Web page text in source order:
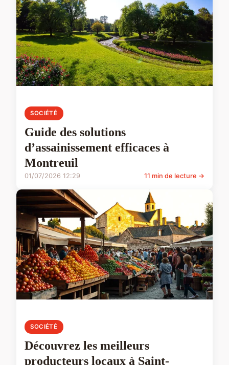
SOCIÉTÉ
Guide des solutions
d’assainissement efficaces à
Montreuil
01/07/2026 12:29 11 min de lecture →
SOCIÉTÉ
Découvrez les meilleurs
producteurs locaux à Saint-